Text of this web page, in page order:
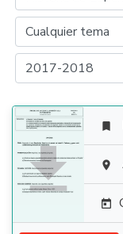



